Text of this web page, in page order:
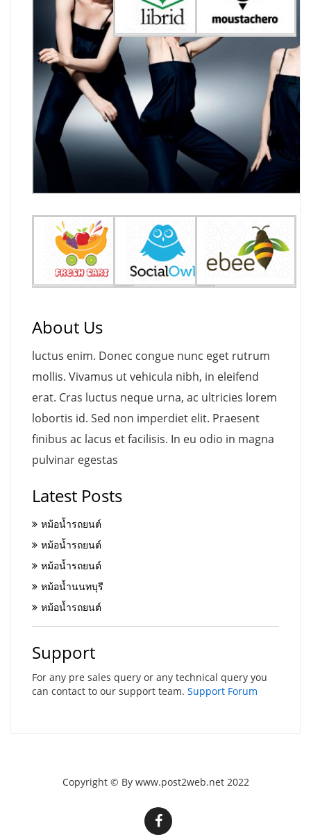
About Us
luctus enim. Donec congue nunc eget rutrum
mollis. Vivamus ut vehicula nibh, in eleifend
erat. Cras luctus neque urna, ac ultricies lorem
lobortis id. Sed non imperdiet elit. Praesent
finibus ac lacus et facilisis. In eu odio in magna
pulvinar egestas
Latest Posts
หม้อน้ำรถยนต์
หม้อน้ำรถยนต์
หม้อน้ำรถยนต์
หม้อน้ำนนทบุรี
หม้อน้ำรถยนต์
Support
For any pre sales query or any technical query you
can contact to our support team. Support Forum
Copyright © By www.post2web.net 2022